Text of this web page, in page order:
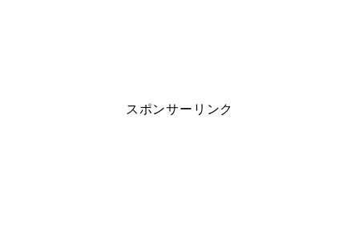
スポンサーリンク